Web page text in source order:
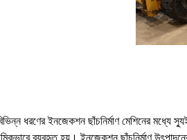
ধরণের ইনজেকশন ছাঁচনির্মাণ মেশিনের মধ্যে